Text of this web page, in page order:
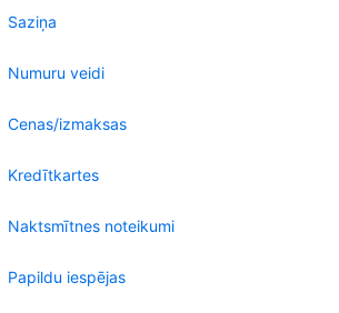
Saziņa
Numuru veidi
Cenas/izmaksas
Kredītkartes
Naktsmītnes noteikumi
Papildu iespējas